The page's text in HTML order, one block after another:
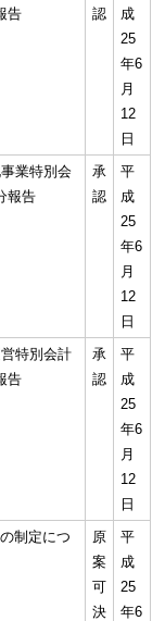
告
認
成
25
年6
月
12
日
業特別会
報告
承
認
平
成
25
年6
月
12
日
特別会計
告
承
認
平
成
25
年6
月
12
日
制定につ
原
案
可
決
平
成
25
年6